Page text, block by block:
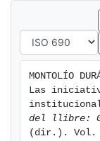
MONTOLÍO
Las
institucional
del llibre:
(dir.). Vol.